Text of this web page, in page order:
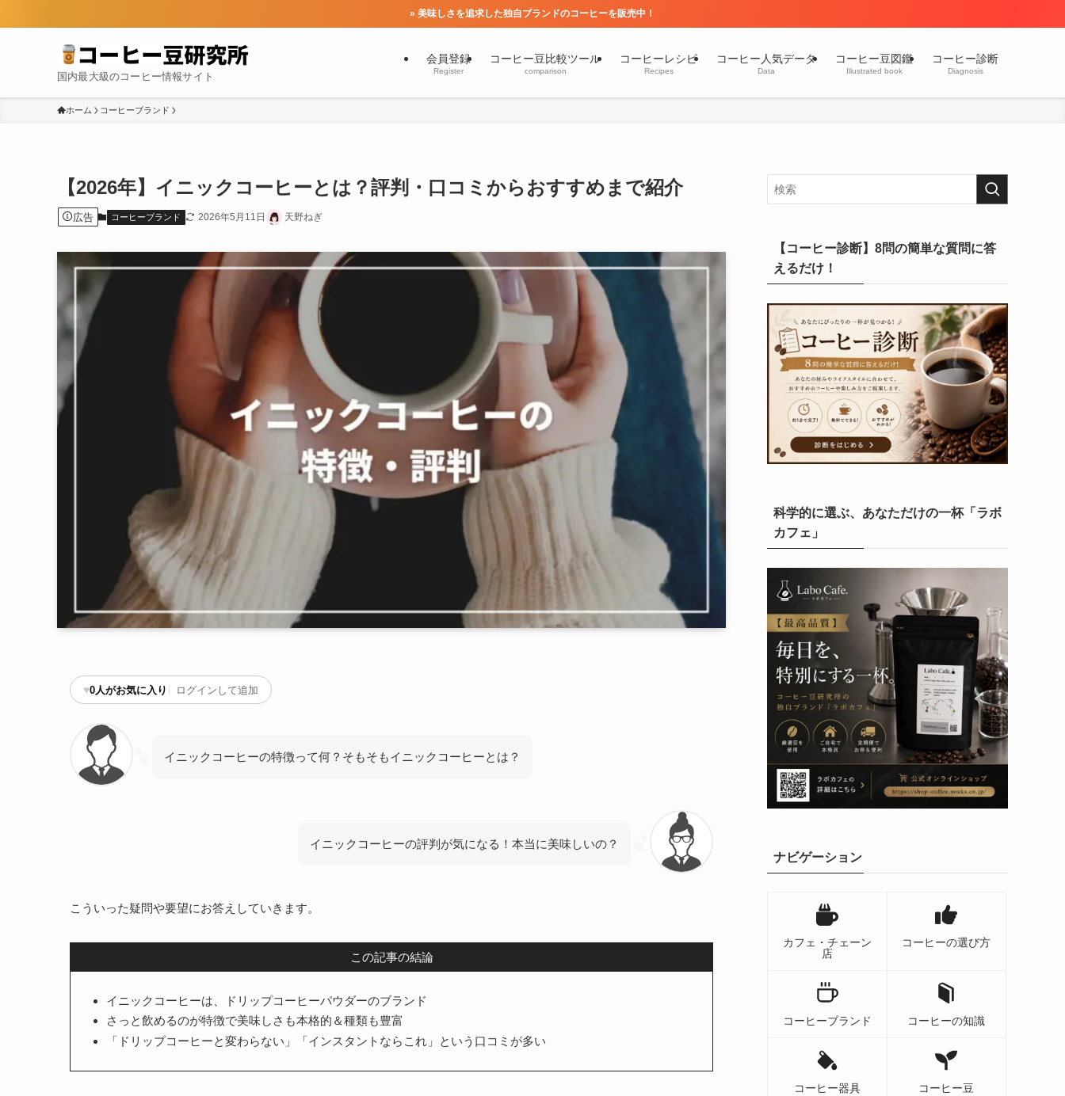
» 美味しさを追求した独自ブランドのコーヒーを販売中！
国内最大級のコーヒー情報サイト
会員登録
Register
コーヒー豆比較ツール
comparison
コーヒーレシピ
Recipes
コーヒー人気データ
Data
コーヒー豆図鑑
Illustrated book
コーヒー診断
Diagnosis
ホーム コーヒーブランド
【2026年】イニックコーヒーとは？評判・口コミからおすすめまで紹介
広告 コーヒーブランド 2026年5月11日 天野ねぎ
♥0 人がお気に入り ログインして追加
イニックコーヒーの特徴って何？そもそもイニックコーヒーとは？
イニックコーヒーの評判が気になる！本当に美味しいの？
こういった疑問や要望にお答えしていきます。
この記事の結論
イニックコーヒーは、ドリップコーヒーパウダーのブランド
さっと飲めるのが特徴で美味しさも本格的＆種類も豊富
「ドリップコーヒーと変わらない」「インスタントならこれ」という口コミが多い
【コーヒー診断】8問の簡単な質問に答
えるだけ！
科学的に選ぶ、あなただけの一杯「ラボ
カフェ」
ナビゲーション
カフェ・チェーン
店
コーヒーの選び方
コーヒーブランド コーヒーの知識
コーヒー器具 コーヒー豆